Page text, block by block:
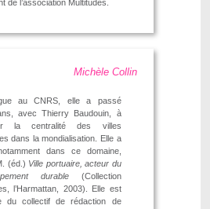
de l’association Multitudes.
Michèle Collin
au CNRS, elle a passé
avec Thierry Baudouin, à
la centralité des villes
dans la mondialisation. Elle a
dans ce domaine,
(éd.) Ville portuaire, acteur du
durable (Collection
l’Harmattan, 2003). Elle est
du collectif de rédaction de